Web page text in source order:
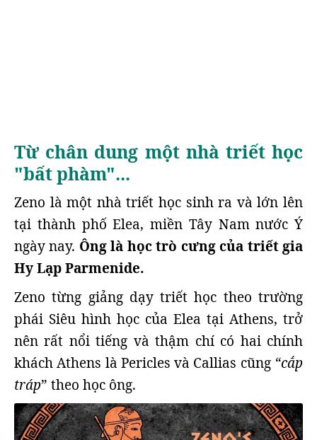
Từ chân dung một nhà triết học
"bất phàm"...
Zeno là một nhà triết học sinh ra và lớn lên
tại thành phố Elea, miền Tây Nam nước Ý
ngày nay. Ông là học trò cưng của triết gia
Hy Lạp Parmenide.
Zeno từng giảng dạy triết học theo trường
phái Siêu hình học của Elea tại Athens, trở
nên rất nổi tiếng và thậm chí có hai chính
khách Athens là Pericles và Callias cũng “cắp
tráp” theo học ông.